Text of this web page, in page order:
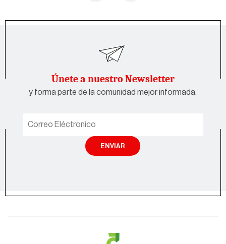
Únete a nuestro Newsletter
y forma parte de la comunidad mejor informada.
ENVIAR